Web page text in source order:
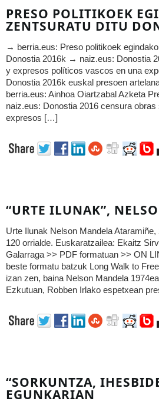
PRESO POLITIKOEK
ZENTSURATU DITU
→ berria.eus: Preso politikoek
Donostia 2016k → naiz.eus: Donostia
y expresos políticos vascos en una
Donostia 2016k euskal presoen
berria.eus: Ainhoa Oiartzabal Azketa
naiz.eus: Donostia 2016 censura
expresos […]
“URTE ILUNAK”,
Urte Ilunak Nelson Mandela
120 orrialde. Euskaratzailea: Ekaitz
Galarraga >> PDF formatuan >> ON
beste formatu batzuk Long Walk to
izan zen, baina Nelson Mandela
Ezkutuan, Robben Irlako espetxean
“SORKUNTZA,
EGUNKARIAN